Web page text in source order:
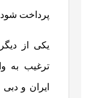
پرداخت
یکی از
ترغیب به
ایران و